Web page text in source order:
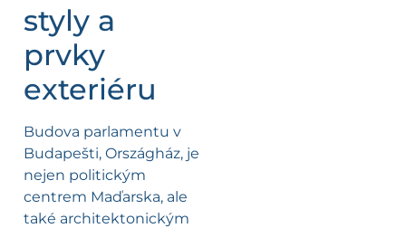
styly a
prvky
exteriéru
Budova parlamentu v
Budapešti, Országház, je
nejen politickým
centrem Maďarska, ale
také architektonickým